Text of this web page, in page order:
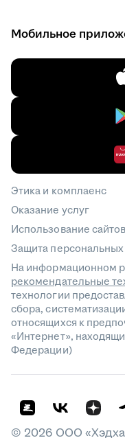
Мобильное
Этика и комплаенс
Оказание услуг
Использование сайтов
Защита
На информационном
рекомендательные
технологии
сбора,
относящихся к
«Интернет»,
Федерации)
© 2026 ООО